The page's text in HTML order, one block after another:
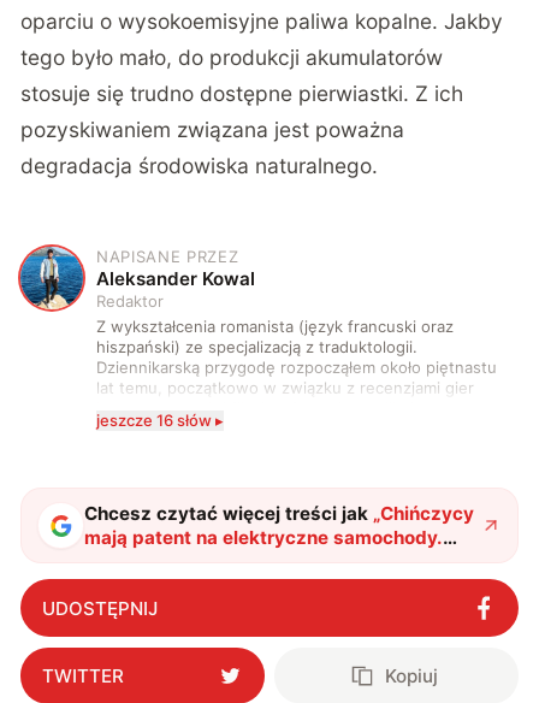
oparciu o wysokoemisyjne paliwa kopalne. Jakby
tego było mało, do produkcji akumulatorów
stosuje się trudno dostępne pierwiastki. Z ich
pozyskiwaniem związana jest poważna
degradacja środowiska naturalnego.
A
NAPISANE PRZEZ
Aleksander Kowal
Redaktor
Z wykształcenia romanista (język francuski oraz
hiszpański) ze specjalizacją z traduktologii.
Dziennikarską przygodę rozpocząłem około piętnastu
lat temu, początkowo w związku z recenzjami gier
komputerowych i filmów. Obecnie publikuję
zdecydowanie częściej na tematy związane z nauką
także uprawiać oraz oglądać sport.
jeszcze 16 słów ▸
Chcesz czytać więcej treści jak „Chińczycy
mają patent na elektryczne samochody.
Rozwiążą w ten sposób podstawowy
problem"?
UDOSTĘPNIJ
TWITTER Kopiuj